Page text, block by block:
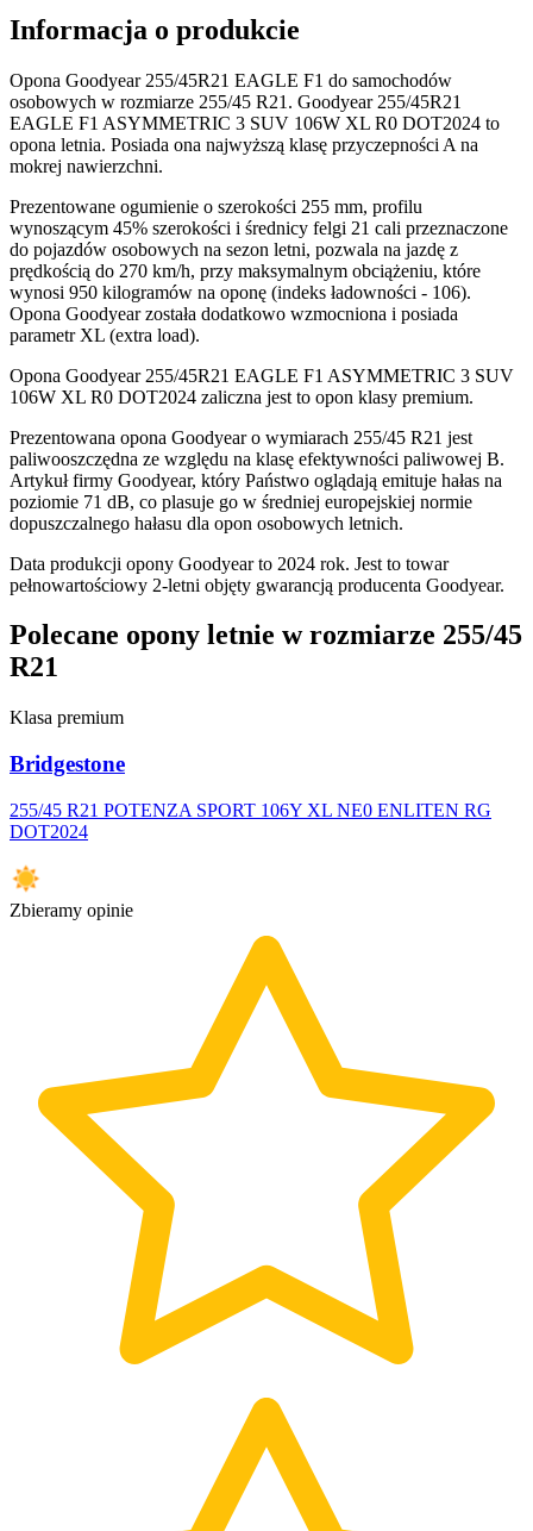
Informacja o produkcie
Opona Goodyear 255/45R21 EAGLE F1 do samochodów
osobowych w rozmiarze 255/45 R21. Goodyear 255/45R21
EAGLE F1 ASYMMETRIC 3 SUV 106W XL R0 DOT2024 to
opona letnia. Posiada ona najwyższą klasę przyczepności A na
mokrej nawierzchni.
Prezentowane ogumienie o szerokości 255 mm, profilu
wynoszącym 45% szerokości i średnicy felgi 21 cali przeznaczone
do pojazdów osobowych na sezon letni, pozwala na jazdę z
prędkością do 270 km/h, przy maksymalnym obciążeniu, które
wynosi 950 kilogramów na oponę (indeks ładowności - 106).
Opona Goodyear została dodatkowo wzmocniona i posiada
parametr XL (extra load).
Opona Goodyear 255/45R21 EAGLE F1 ASYMMETRIC 3 SUV
106W XL R0 DOT2024 zaliczna jest to opon klasy premium.
Prezentowana opona Goodyear o wymiarach 255/45 R21 jest
paliwooszczędna ze względu na klasę efektywności paliwowej B.
Artykuł firmy Goodyear, który Państwo oglądają emituje hałas na
poziomie 71 dB, co plasuje go w średniej europejskiej normie
dopuszczalnego hałasu dla opon osobowych letnich.
Data produkcji opony Goodyear to 2024 rok. Jest to towar
pełnowartościowy 2-letni objęty gwarancją producenta Goodyear.
Polecane opony letnie w rozmiarze 255/45
R21
Klasa premium
Bridgestone
255/45 R21 POTENZA SPORT 106Y XL NE0 ENLITEN RG
DOT2024
Zbieramy opinie